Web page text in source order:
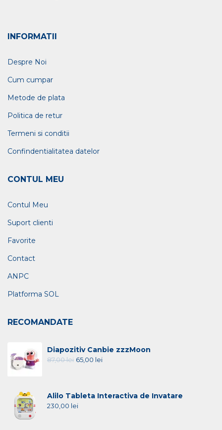
INFORMATII
Despre Noi
Cum cumpar
Metode de plata
Politica de retur
Termeni si conditii
Confindentialitatea datelor
CONTUL MEU
Contul Meu
Suport clienti
Favorite
Contact
ANPC
Platforma SOL
RECOMANDATE
Diapozitiv Canbie zzzMoon
87,00lei 65,00 lei
Alilo Tableta Interactiva de Invatare
230,00 lei